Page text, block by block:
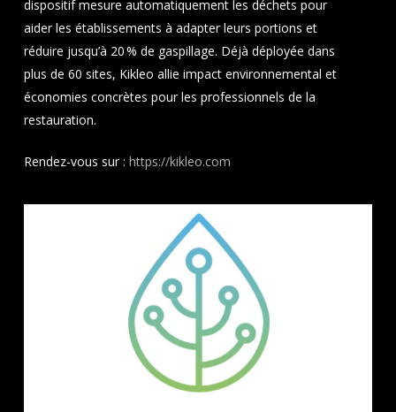
dispositif mesure automatiquement les déchets pour
aider les établissements à adapter leurs portions et
réduire jusqu’à 20 % de gaspillage. Déjà déployée dans
plus de 60 sites, Kikleo allie impact environnemental et
économies concrètes pour les professionnels de la
restauration.
Rendez-vous sur : https://kikleo.com